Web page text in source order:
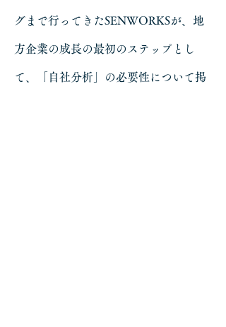
グまで行ってきたSENWORKSが、地
方企業の成長の最初のステップとし
て、「自社分析」の必要性について掲